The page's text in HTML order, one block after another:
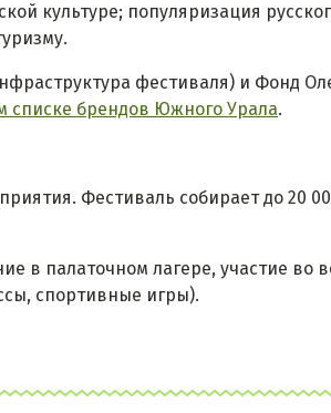
культуре; популяризация
фестиваля) и Фонд
списке брендов Южного Урала.
Фестиваль собирает до 20
в палаточном лагере, участие во
спортивные игры).